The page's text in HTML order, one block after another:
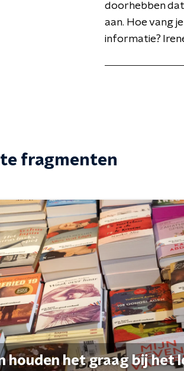
doorhebben
aan. Hoe vang
informatie?
fragmenten
houden het graag bij het